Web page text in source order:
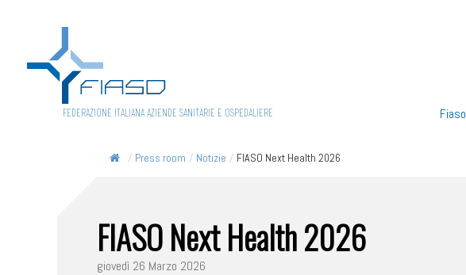
FEDERAZIONE ITALIANA AZIENDE SANITARIE E OSPEDALIERE
Vai
Fiaso
/ Press room / Notizie / FIASO Next Health 2026
FIASO Next Health 2026
giovedì 26 Marzo 2026